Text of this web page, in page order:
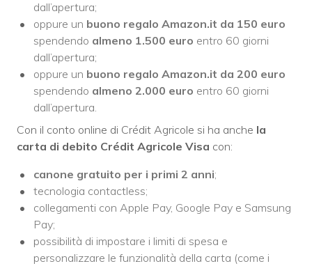
dall’apertura;
oppure un buono regalo Amazon.it da 150 euro
spendendo almeno 1.500 euro entro 60 giorni
dall’apertura;
oppure un buono regalo Amazon.it da 200 euro
spendendo almeno 2.000 euro entro 60 giorni
dall’apertura.
Con il conto online di Crédit Agricole si ha anche la
carta di debito Crédit Agricole Visa con:
canone gratuito per i primi 2 anni;
tecnologia contactless;
collegamenti con Apple Pay, Google Pay e Samsung
Pay;
possibilità di impostare i limiti di spesa e
personalizzare le funzionalità della carta (come i